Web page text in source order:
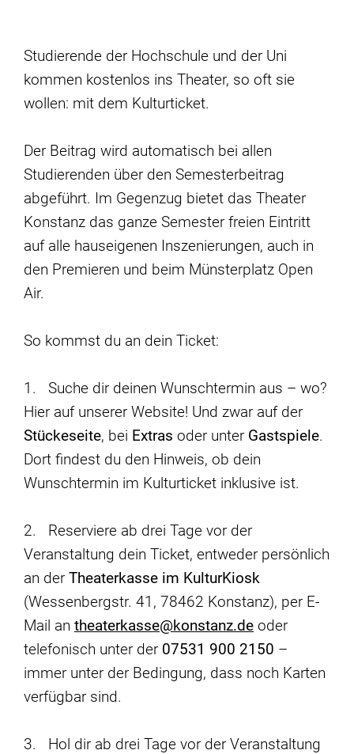
Studierende der Hochschule und der Uni
kommen kostenlos ins Theater, so oft sie
wollen: mit dem Kulturticket.
Der Beitrag wird automatisch bei allen
Studierenden über den Semesterbeitrag
abgeführt. Im Gegenzug bietet das Theater
Konstanz das ganze Semester freien Eintritt
auf alle hauseigenen Inszenierungen, auch in
den Premieren und beim Münsterplatz Open
Air.
So kommst du an dein Ticket:
1. Suche dir deinen Wunschtermin aus – wo?
Hier auf unserer Website! Und zwar auf der
Stückeseite, bei Extras oder unter Gastspiele.
Dort findest du den Hinweis, ob dein
Wunschtermin im Kulturticket inklusive ist.
2. Reserviere ab drei Tage vor der
Veranstaltung dein Ticket, entweder persönlich
an der Theaterkasse im KulturKiosk
(Wessenbergstr. 41, 78462 Konstanz), per E-
Mail an theaterkasse@konstanz.de oder
telefonisch unter der 07531 900 2150 –
immer unter der Bedingung, dass noch Karten
verfügbar sind.
3. Hol dir ab drei Tage vor der Veranstaltung